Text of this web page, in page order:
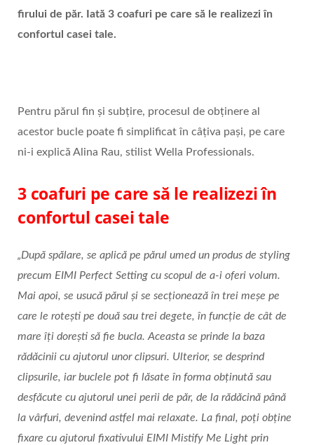
firului de păr. Iată 3 coafuri pe care să le realizezi în
confortul casei tale.
Pentru părul fin și subțire, procesul de obținere al
acestor bucle poate fi simplificat în câțiva pași, pe care
ni-i explică Alina Rau, stilist Wella Professionals.
3 coafuri pe care să le realizezi în
confortul casei tale
„După spălare, se aplică pe părul umed un produs de styling
precum EIMI Perfect Setting cu scopul de a-i oferi volum.
Mai apoi, se usucă părul și se secționează în trei meșe pe
care le rotești pe două sau trei degete, în funcție de cât de
mare îți dorești să fie bucla. Aceasta se prinde la baza
rădăcinii cu ajutorul unor clipsuri. Ulterior, se desprind
clipsurile, iar buclele pot fi lăsate în forma obținută sau
desfăcute cu ajutorul unei perii de păr, de la rădăcină până
la vârfuri, devenind astfel mai relaxate. La final, poți obține
fixare cu ajutorul fixativului EIMI Mistify Me Light prin